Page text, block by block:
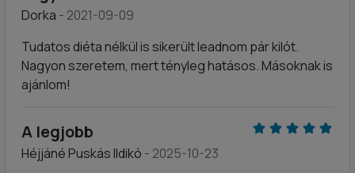
Dorka - 2021-09-09
Tudatos diéta nélkül is sikerült leadnom pár kilót.
Nagyon szeretem, mert tényleg hatásos. Másoknak is
ajánlom!
A legjobb
Héjjáné Puskás Ildikó - 2025-10-23